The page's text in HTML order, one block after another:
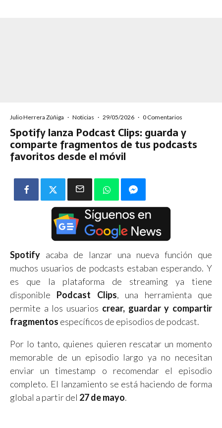
Julio Herrera Zúñiga · Noticias · 29/05/2026 · 0 Comentarios
Spotify lanza Podcast Clips: guarda y
comparte fragmentos de tus podcasts
favoritos desde el móvil
Spotify acaba de lanzar una nueva función que
muchos usuarios de podcasts estaban esperando. Y
es que la plataforma de streaming ya tiene
disponible Podcast Clips, una herramienta que
permite a los usuarios crear, guardar y compartir
fragmentos específicos de episodios de podcast.
Por lo tanto, quienes quieren rescatar un momento
memorable de un episodio largo ya no necesitan
enviar un timestamp o recomendar el episodio
completo. El lanzamiento se está haciendo de forma
global a partir del 27 de mayo.